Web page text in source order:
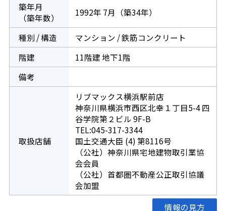
築年月
（築年数）
1992年 7月（築34年）
種別 / 構造
マンション / 鉄筋コンクリート
階建
11階建 地下1階
備考
取扱店舗
リブマックス横浜駅前店
神奈川県横浜市西区北幸１丁目5-4 四
谷学院第２ビル 9F-B
TEL:045-317-3344
国土交通大臣 (4) 第8116号
（公社）神奈川県宅地建物取引業協
会会員
（公社）首都圏不動産公正取引協議
会加盟
情報の見方